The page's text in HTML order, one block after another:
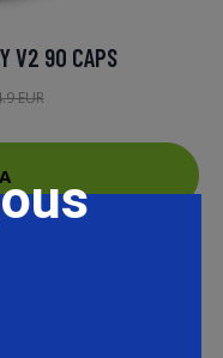
V2 90 CAPS
EUR